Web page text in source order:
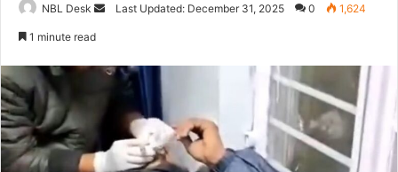
NBL Desk
SendLast Updated: December 31, 2025 0 1,624
1 minute read